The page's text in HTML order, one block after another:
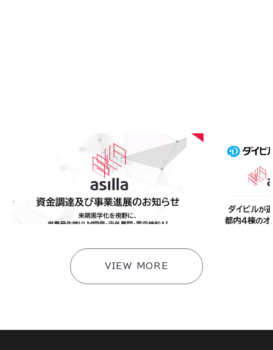
アジラ、資金調達及び事業進展のお知らせ〜来期黒
字化を視野に、世界最先端VLM開発・海外展開・異
音検知AI・スマートビルソリューションへ事業拡
2026
「AI
快適な環境
#ニュース
VIEW MORE